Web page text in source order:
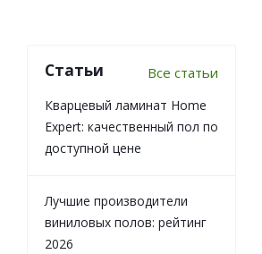
Статьи Все статьи
Кварцевый ламинат Home
Expert: качественный пол по
доступной цене
Лучшие производители
виниловых полов: рейтинг
2026